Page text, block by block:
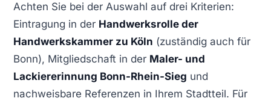
Achten Sie bei der Auswahl auf drei Kriterien:
Eintragung in der Handwerksrolle der
Handwerkskammer zu Köln (zuständig auch für
Bonn), Mitgliedschaft in der Maler- und
Lackiererinnung Bonn-Rhein-Sieg und
nachweisbare Referenzen in Ihrem Stadtteil. Für